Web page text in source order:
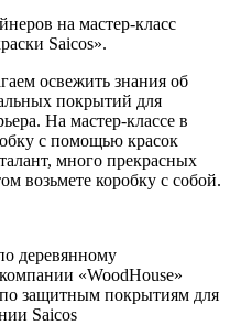
на мастер-класс
Saicos».
освежить знания об
покрытий для
На мастер-классе в
с помощью красок
много прекрасных
возьмете коробку с собой.
деревянному
«WoodHouse»
по защитным покрытиям для
Saicos